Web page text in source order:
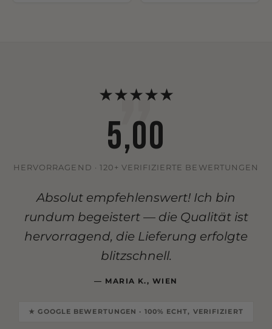
„
★★★★★
5,00
HERVORRAGEND · 120+ VERIFIZIERTE BEWERTUNGEN
Absolut empfehlenswert! Ich bin
rundum begeistert — die Qualität ist
hervorragend, die Lieferung erfolgte
blitzschnell.
— MARIA K., WIEN
★ GOOGLE BEWERTUNGEN · 100% ECHT, VERIFIZIERT